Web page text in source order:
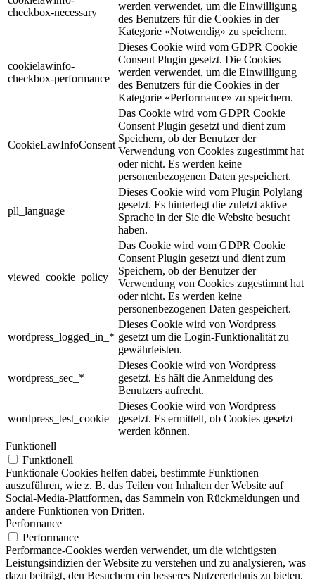
checkbox-necessary
werden verwendet, um die Einwilligung
des Benutzers für die Cookies in der
Kategorie «Notwendig» zu speichern.
cookielawinfo-
checkbox-performance
Dieses Cookie wird vom GDPR Cookie
Consent Plugin gesetzt. Die Cookies
werden verwendet, um die Einwilligung
des Benutzers für die Cookies in der
Kategorie «Performance» zu speichern.
CookieLawInfoConsent
Das Cookie wird vom GDPR Cookie
Consent Plugin gesetzt und dient zum
Speichern, ob der Benutzer der
Verwendung von Cookies zugestimmt hat
oder nicht. Es werden keine
personenbezogenen Daten gespeichert.
pll_language
Dieses Cookie wird vom Plugin Polylang
gesetzt. Es hinterlegt die zuletzt aktive
Sprache in der Sie die Website besucht
haben.
viewed_cookie_policy
Das Cookie wird vom GDPR Cookie
Consent Plugin gesetzt und dient zum
Speichern, ob der Benutzer der
Verwendung von Cookies zugestimmt hat
oder nicht. Es werden keine
personenbezogenen Daten gespeichert.
wordpress_logged_in_*
Dieses Cookie wird von Wordpress
gesetzt um die Login-Funktionalität zu
gewährleisten.
wordpress_sec_*
Dieses Cookie wird von Wordpress
gesetzt. Es hält die Anmeldung des
Benutzers aufrecht.
wordpress_test_cookie
Dieses Cookie wird von Wordpress
gesetzt. Es ermittelt, ob Cookies gesetzt
werden können.
Funktionell
Funktionell
Funktionale Cookies helfen dabei, bestimmte Funktionen
auszuführen, wie z. B. das Teilen von Inhalten der Website auf
Social-Media-Plattformen, das Sammeln von Rückmeldungen und
andere Funktionen von Dritten.
Performance
Performance
Performance-Cookies werden verwendet, um die wichtigsten
Leistungsindizien der Website zu verstehen und zu analysieren, was
dazu beiträgt, den Besuchern ein besseres Nutzererlebnis zu bieten.